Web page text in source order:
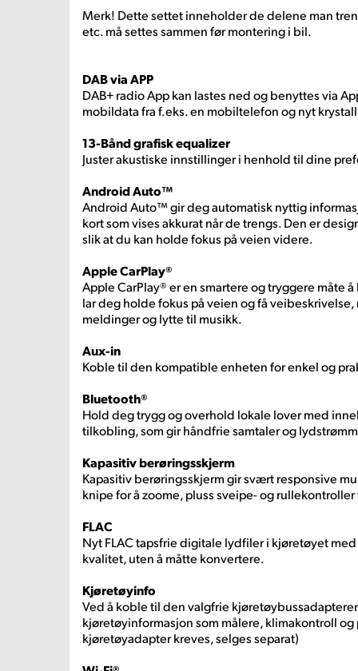
Merk! Dette settet inneholder de delene man
etc. må settes sammen før montering i bil.
DAB via APP
DAB+ radio App kan lastes ned og benyttes via
mobildata fra f.eks. en mobiltelefon og nyt
13-Bånd grafisk equalizer
Juster akustiske innstillinger i henhold til dine
Android Auto™
Android Auto™ gir deg automatisk nyttig
kort som vises akkurat når de trengs. Den er
slik at du kan holde fokus på veien videre.
Apple CarPlay®
Apple CarPlay® er en smartere og tryggere måte
lar deg holde fokus på veien og få
meldinger og lytte til musikk.
Aux-in
Koble til den kompatible enheten for enkel og
Bluetooth®
Hold deg trygg og overhold lokale lover med
tilkobling, som gir håndfrie samtaler og
Kapasitiv berøringsskjerm
Kapasitiv berøringsskjerm gir svært responsive
knipe for å zoome, pluss sveipe- og
FLAC
Nyt FLAC tapsfrie digitale lydfiler i kjøretøyet
kvalitet, uten å måtte konvertere.
Kjøretøyinfo
Ved å koble til den valgfrie
kjøretøyinformasjon som målere, klimakontroll
kjøretøyadapter kreves, selges separat)